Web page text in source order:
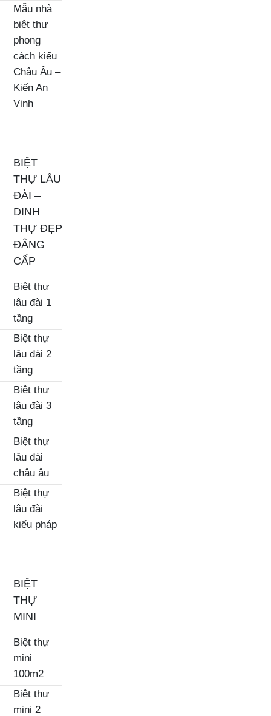
Mẫu nhà
biệt thự
phong
cách kiểu
Châu Âu –
Kiến An
Vinh
BIỆT
THỰ LÂU
ĐÀI –
DINH
THỰ ĐẸP
ĐẲNG
CẤP
Biệt thự
lâu đài 1
tầng
Biệt thự
lâu đài 2
tầng
Biệt thự
lâu đài 3
tầng
Biệt thự
lâu đài
châu âu
Biệt thự
lâu đài
kiểu pháp
BIỆT
THỰ
MINI
Biệt thự
mini
100m2
Biệt thự
mini 2